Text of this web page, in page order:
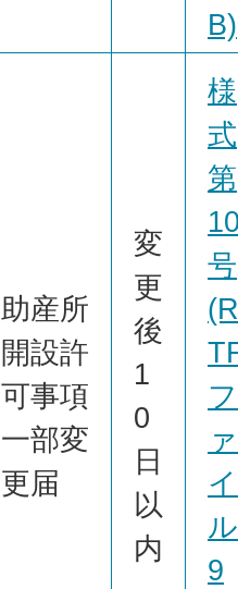
B)
助産所
開設許
可事項
一部変
更届
変
更
後
1
0
日
以
内
様
式
第
号
(R
フ
ァ
イ
9